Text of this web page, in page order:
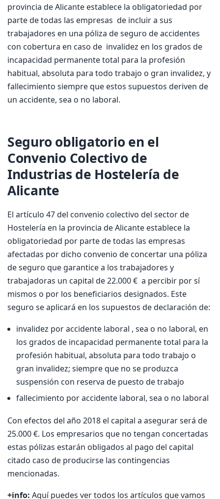
provincia de Alicante establece la obligatoriedad por
parte de todas las empresas de incluir a sus
trabajadores en una póliza de seguro de accidentes
con cobertura en caso de invalidez en los grados de
incapacidad permanente total para la profesión
habitual, absoluta para todo trabajo o gran invalidez, y
fallecimiento siempre que estos supuestos deriven de
un accidente, sea o no laboral.
Seguro obligatorio en el
Convenio Colectivo de
Industrias de Hostelería de
Alicante
El artículo 47 del convenio colectivo del sector de
Hostelería en la provincia de Alicante establece la
obligatoriedad por parte de todas las empresas
afectadas por dicho convenio de concertar una póliza
de seguro que garantice a los trabajadores y
trabajadoras un capital de 22.000 € a percibir por sí
mismos o por los beneficiarios designados. Este
seguro se aplicará en los supuestos de declaración de:
invalidez por accidente laboral , sea o no laboral, en
los grados de incapacidad permanente total para la
profesión habitual, absoluta para todo trabajo o
gran invalidez; siempre que no se produzca
suspensión con reserva de puesto de trabajo
fallecimiento por accidente laboral, sea o no laboral
Con efectos del año 2018 el capital a asegurar será de
25.000 €. Los empresarios que no tengan concertadas
estas pólizas estarán obligados al pago del capital
citado caso de producirse las contingencias
mencionadas.
+info: Aquí puedes ver todos los artículos que vamos